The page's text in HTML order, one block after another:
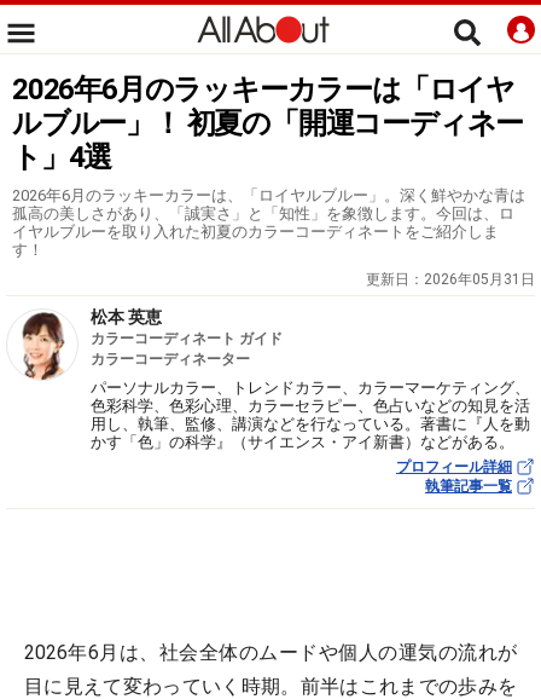
2026年6月のラッキーカラーは「ロイヤ
ルブルー」！ 初夏の「開運コーディネー
ト」4選
2026年6月のラッキーカラーは、「ロイヤルブルー」。深く鮮やかな青は
孤高の美しさがあり、「誠実さ」と「知性」を象徴します。今回は、ロ
イヤルブルーを取り入れた初夏のカラーコーディネートをご紹介しま
す！
更新日： 2026年05月31日
松本 英恵
カラーコーディネート ガイド
カラーコーディネーター
パーソナルカラー、トレンドカラー、カラーマーケティング、
色彩科学、色彩心理、カラーセラピー、色占いなどの知見を活
用し、執筆、監修、講演などを行なっている。著書に『人を動
かす「色」の科学』（サイエンス・アイ新書）などがある。
プロフィール詳細
執筆記事一覧
2026年6月は、社会全体のムードや個人の運気の流れが
目に見えて変わっていく時期。前半はこれまでの歩みを